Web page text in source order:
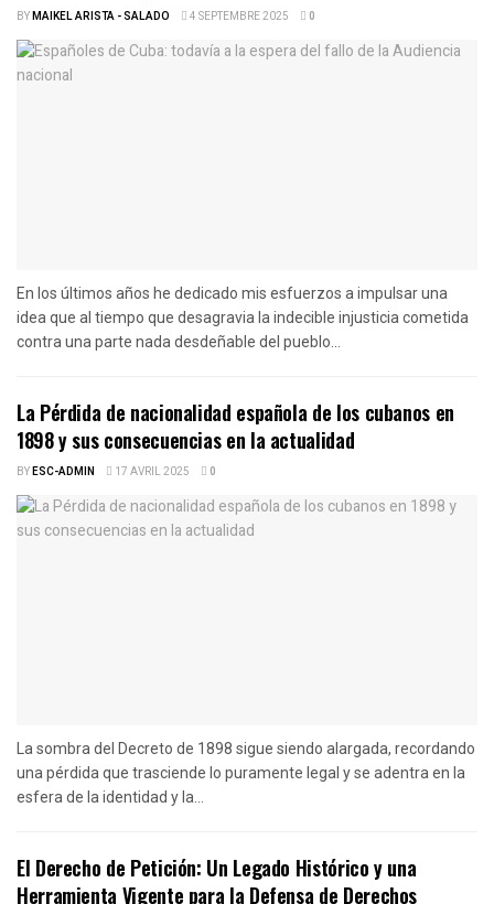
BYMAIKEL ARISTA - SALADO 4 SEPTEMBRE 2025 0
En los últimos años he dedicado mis esfuerzos a impulsar una
idea que al tiempo que desagravia la indecible injusticia cometida
contra una parte nada desdeñable del pueblo...
La Pérdida de nacionalidad española de los cubanos en
1898 y sus consecuencias en la actualidad
BYESC-ADMIN 17 AVRIL 2025 0
La sombra del Decreto de 1898 sigue siendo alargada, recordando
una pérdida que trasciende lo puramente legal y se adentra en la
esfera de la identidad y la...
El Derecho de Petición: Un Legado Histórico y una
Herramienta Vigente para la Defensa de Derechos